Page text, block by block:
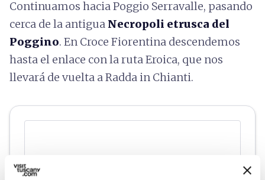
Continuamos hacia Poggio Serravalle, pasando
cerca de la antigua Necropoli etrusca del
Poggino. En Croce Fiorentina descendemos
hasta el enlace con la ruta Eroica, que nos
llevará de vuelta a Radda in Chianti.